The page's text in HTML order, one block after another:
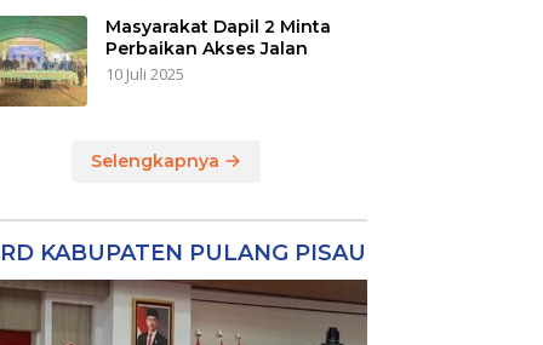
Masyarakat Dapil 2 Minta
Perbaikan Akses Jalan
10 Juli 2025
Selengkapnya
KABUPATEN PULANG PISAU